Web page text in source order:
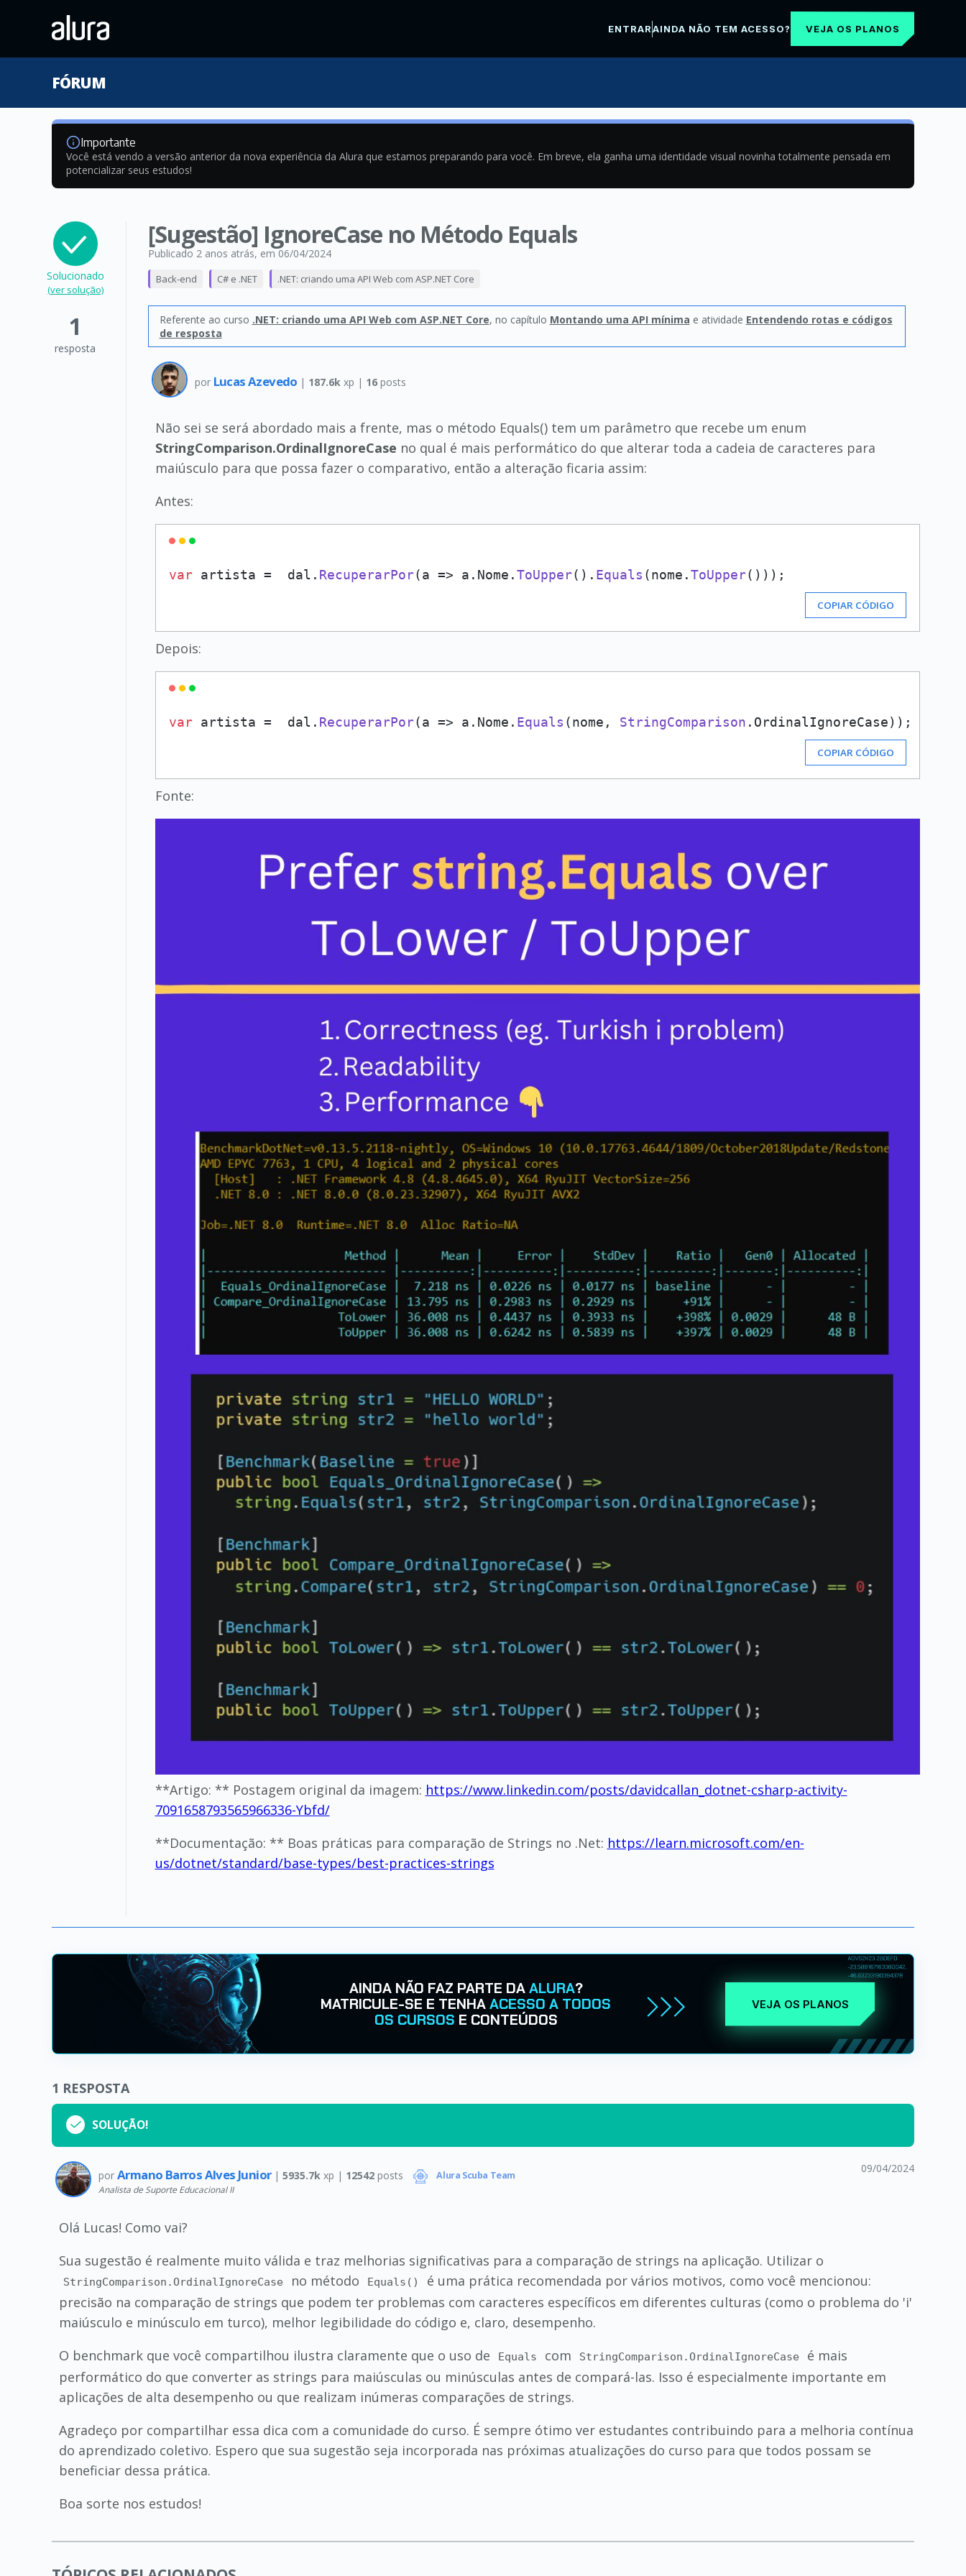
ENTRARAINDA NÃO TEM ACESSO? VEJA OS PLANOS
FÓRUM
Importante
Você está vendo a versão anterior da nova experiência da Alura que estamos preparando para você. Em breve, ela ganha uma identidade visual novinha totalmente pensada em
potencializar seus estudos!
Solucionado
(ver solução)
1
resposta
[Sugestão] IgnoreCase no Método Equals
Publicado 2 anos atrás, em 06/04/2024
Back-end C# e .NET .NET: criando uma API Web com ASP.NET Core
Referente ao curso .NET: criando uma API Web com ASP.NET Core, no capítulo Montando uma API mínima e atividade Entendendo rotas e códigos
de resposta
por Lucas Azevedo | 187.6k xp | 16 posts
Não sei se será abordado mais a frente, mas o método Equals() tem um parâmetro que recebe um enum
StringComparison.OrdinalIgnoreCase no qual é mais performático do que alterar toda a cadeia de caracteres para
maiúsculo para que possa fazer o comparativo, então a alteração ficaria assim:
Antes:
var artista =  dal. RecuperarPor(a => a. Nome .ToUpper(). Equals (nome.ToUpper
COPIAR CÓDIGO
Depois:
var artista =  dal. RecuperarPor(a => a. Nome . Equals (nome, StringComparison . OrdinalIgnoreCase
COPIAR CÓDIGO
Fonte:
**Artigo: ** Postagem original da imagem: https://www.linkedin.com/posts/davidcallan_dotnet-csharp-activity-
7091658793565966336-Ybfd/
**Documentação: ** Boas práticas para comparação de Strings no .Net: https://learn.microsoft.com/en-
us/dotnet/standard/base-types/best-practices-strings
AINDA NÃO FAZ PARTE DAALURA?
MATRICULE-SE E TENHAACESSO A TODOS
OS CURSOS E CONTEÚDOS
VEJA OS PLANOS
1 RESPOSTA
SOLUÇÃO!
por Armano Barros Alves Junior | 5935.7k xp | 12542posts Alura Scuba Team
Analista de Suporte Educacional II
09/04/2024
Olá Lucas! Como vai?
Sua sugestão é realmente muito válida e traz melhorias significativas para a comparação de strings na aplicação. Utilizar o
StringComparison.OrdinalIgnoreCase no método Equals()
é uma prática recomendada por vários motivos, como você mencionou:
precisão na comparação de strings que podem ter problemas com caracteres específicos em diferentes culturas (como o problema do 'i'
maiúsculo e minúsculo em turco), melhor legibilidade do código e, claro, desempenho.
O benchmark que você compartilhou ilustra claramente que o uso de
Equals com StringComparison.OrdinalIgnoreCase
é mais
performático do que converter as strings para maiúsculas ou minúsculas antes de compará-las. Isso é especialmente importante em
aplicações de alta desempenho ou que realizam inúmeras comparações de strings.
Agradeço por compartilhar essa dica com a comunidade do curso. É sempre ótimo ver estudantes contribuindo para a melhoria contínua
do aprendizado coletivo. Espero que sua sugestão seja incorporada nas próximas atualizações do curso para que todos possam se
beneficiar dessa prática.
Boa sorte nos estudos!